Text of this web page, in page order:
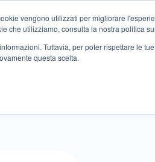
vengono utilizzati per migliorare
che utilizziamo, consulta la nostra politica
Tuttavia, per poter rispettare le
questa scelta.